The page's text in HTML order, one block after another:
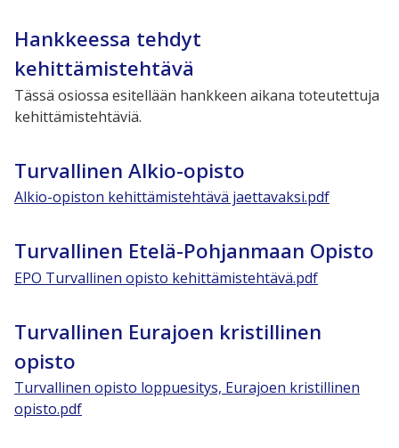
Hankkeessa tehdyt
kehittämistehtävä
Tässä osiossa esitellään hankkeen aikana toteutettuja
kehittämistehtäviä.
Turvallinen Alkio-opisto
Alkio-opiston kehittämistehtävä jaettavaksi.pdf
Turvallinen Etelä-Pohjanmaan Opisto
EPO Turvallinen opisto kehittämistehtävä.pdf
Turvallinen Eurajoen kristillinen
opisto
Turvallinen opisto loppuesitys, Eurajoen kristillinen
opisto.pdf